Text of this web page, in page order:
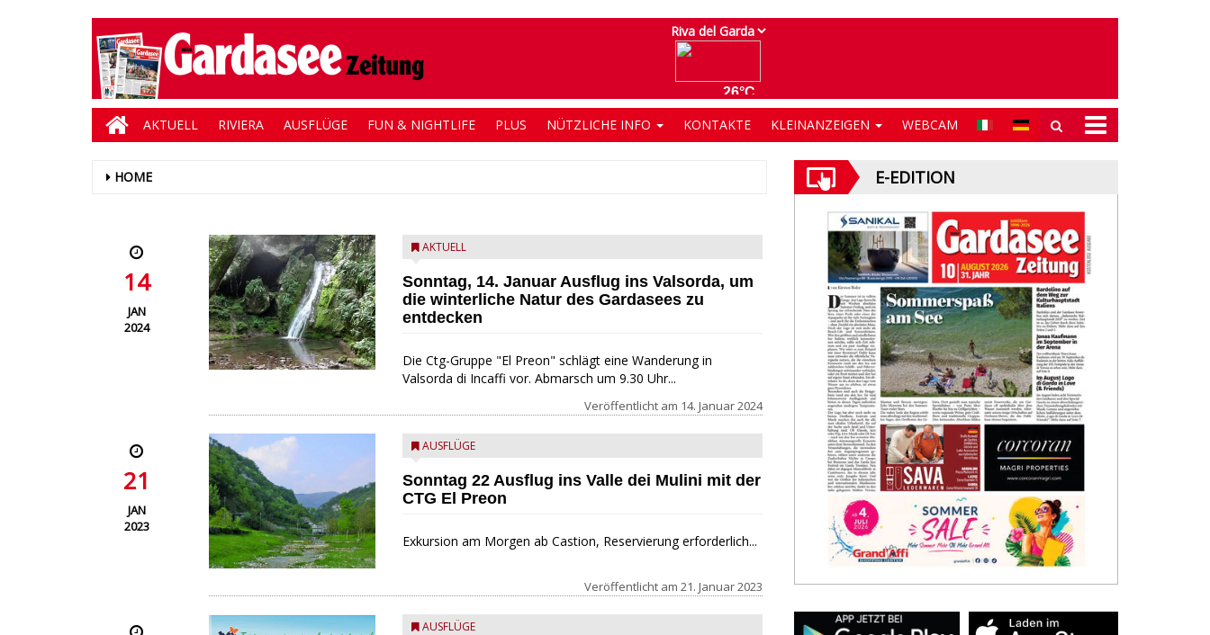
AKTUELL RIVIERA AUSFLÜGE FUN & NIGHTLIFE PLUS NÜTZLICHE INFO KONTAKTE KLEINANZEIGEN WEBCAM
HOME
14
JAN
2024
AKTUELL
Sonntag, 14. Januar Ausflug ins Valsorda, um
die winterliche Natur des Gardasees zu
entdecken
Die Ctg-Gruppe "El Preon" schlägt eine Wanderung in
Valsorda di Incaffi vor. Abmarsch um 9.30 Uhr...
Veröffentlicht am 14. Januar 2024
21
JAN
2023
AUSFLÜGE
Sonntag 22 Ausflug ins Valle dei Mulini mit der
CTG El Preon
Exkursion am Morgen ab Castion, Reservierung erforderlich...
Veröffentlicht am 21. Januar 2023
AUSFLÜGE
E-EDITION